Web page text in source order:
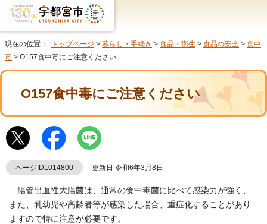
現在の位置： トップページ > 暮らし・手続き > 食品・衛生 > 食品の安全 > 食中
毒 > O157食中毒にご注意ください
O157食中毒にご注意ください
ページID1014800 更新日 令和6年3月8日
腸管出血性大腸菌は、通常の食中毒菌に比べて感染力が強く、
また、乳幼児や高齢者等が感染した場合、重症化することがあり
ますので特に注意が必要です。